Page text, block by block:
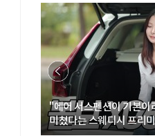
"에어 서스펜션이 기본이
미쳤다는 스웨디시 프리